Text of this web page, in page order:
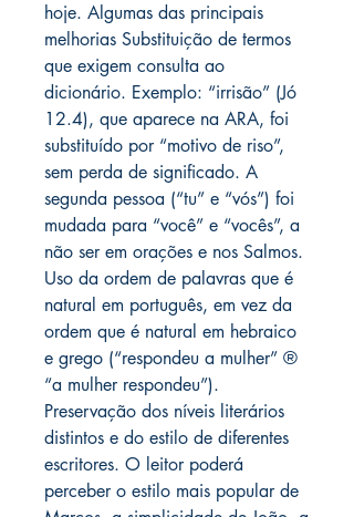
hoje. Algumas das principais
melhorias Substituição de termos
que exigem consulta ao
dicionário. Exemplo: “irrisão” (Jó
12.4), que aparece na ARA, foi
substituído por “motivo de riso”,
sem perda de significado. A
segunda pessoa (“tu” e “vós”) foi
mudada para “você” e “vocês”, a
não ser em orações e nos Salmos.
Uso da ordem de palavras que é
natural em português, em vez da
ordem que é natural em hebraico
e grego (“respondeu a mulher” ®
“a mulher respondeu”).
Preservação dos níveis literários
distintos e do estilo de diferentes
escritores. O leitor poderá
perceber o estilo mais popular de